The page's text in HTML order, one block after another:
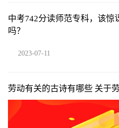
中考742分读师范专科，该惊
吗？
2023-07-11
劳动有关的古诗有哪些 关于